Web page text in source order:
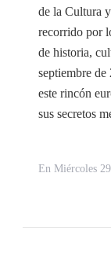
de la Cultura
recorrido por
de historia,
septiembre
este rincón
sus secretos
En Miércoles